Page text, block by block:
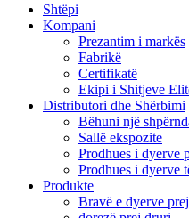
Shtëpi
Kompani
Prezantim i markës
Fabrikë
Certifikatë
Ekipi i Shitjeve
Distributori dhe Shërbimi
Bëhuni një
Sallë ekspozite
Prodhues i dyerve
Prodhues i dyerve
Produkte
Bravë e dyerve